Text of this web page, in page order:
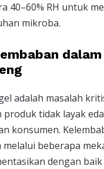
40–60% RH untuk
mikroba.
adalah masalah
produk tidak layak
konsumen.
melalui beberapa
dengan